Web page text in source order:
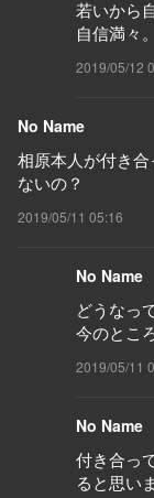
若いから
自信満々
2019/05/12
No Name
相原本人が付き
ないの？
2019/05/11 05:16
No Name
どうなっ
今のとこ
2019/05/11
No Name
付き合っ
ると思い